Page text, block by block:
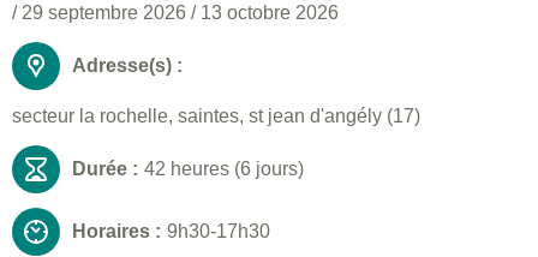
/ 29 septembre 2026 / 13 octobre 2026
Adresse(s) :
secteur la rochelle, saintes, st jean d'angély (17)
Durée : 42 heures (6 jours)
Horaires : 9h30-17h30